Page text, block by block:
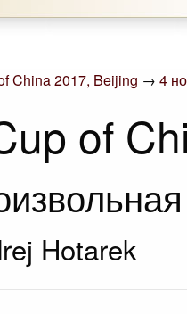
China 2017, Beijing → 4
of
Hotarek